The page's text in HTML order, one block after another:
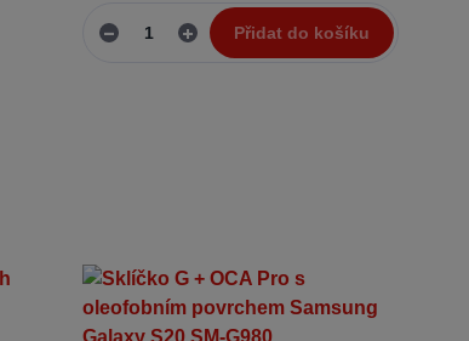
Přidat do košíku